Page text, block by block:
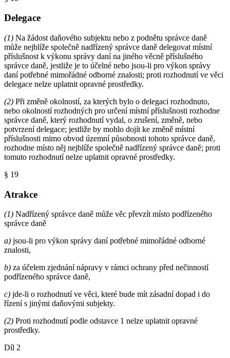
Delegace
(1) Na žádost daňového subjektu nebo z podnětu správce daně
může nejblíže společně nadřízený správce daně delegovat místní
příslušnost k výkonu správy daní na jiného věcně příslušného
správce daně, jestliže je to účelné nebo jsou-li pro výkon správy
daní potřebné mimořádné odborné znalosti; proti rozhodnutí ve věci
delegace nelze uplatnit opravné prostředky.
(2) Při změně okolností, za kterých bylo o delegaci rozhodnuto,
nebo okolností rozhodných pro určení místní příslušnosti rozhodne
správce daně, který rozhodnutí vydal, o zrušení, změně, nebo
potvrzení delegace; jestliže by mohlo dojít ke změně místní
příslušnosti mimo obvod územní působnosti tohoto správce daně,
rozhodne místo něj nejblíže společně nadřízený správce daně; proti
tomuto rozhodnutí nelze uplatnit opravné prostředky.
§ 19
Atrakce
(1) Nadřízený správce daně může věc převzít místo podřízeného
správce daně
a) jsou-li pro výkon správy daní potřebné mimořádné odborné
znalosti,
b) za účelem zjednání nápravy v rámci ochrany před nečinností
podřízeného správce daně,
c) jde-li o rozhodnutí ve věci, které bude mít zásadní dopad i do
řízení s jinými daňovými subjekty.
(2) Proti rozhodnutí podle odstavce 1 nelze uplatnit opravné
prostředky.
Díl 2